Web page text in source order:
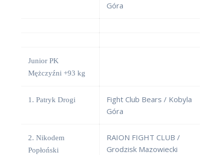
Góra
Junior PK
Mężczyźni +93 kg
1. Patryk Drogi
Fight Club Bears / Kobyla
Góra
2. Nikodem
Popłoński
RAION FIGHT CLUB /
Grodzisk Mazowiecki